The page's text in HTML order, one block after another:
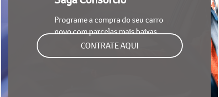
Programe a compra do seu carro
novo com parcelas mais baixas
CONTRATE AQUI